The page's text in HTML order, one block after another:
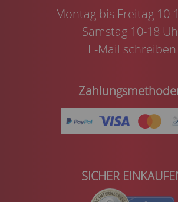
Montag bis Freitag 10-
Samstag 10-18
E-Mail schreiben
SICHER